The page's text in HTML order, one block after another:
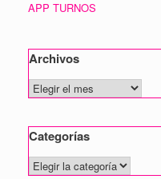
APP TURNOS
Archivos
Archivos
Categorías
Categorías